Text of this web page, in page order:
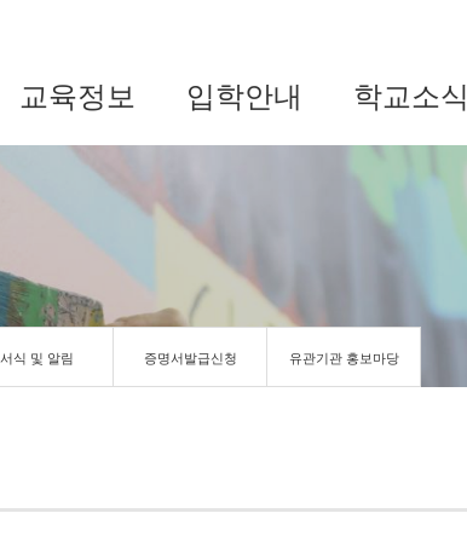
교육정보 입학안내 학교소식
서식 및 알림 증명서발급신청 유관기관 홍보마당